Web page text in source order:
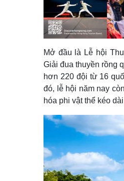
Mở đầu là Lễ hội
Giải đua thuyền rồng
hơn 220 đội từ 16
đó, lễ hội năm nay
hóa phi vật thể kéo